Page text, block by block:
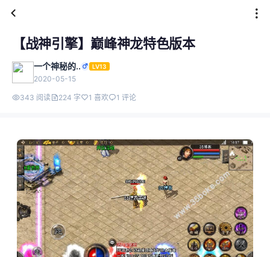
【战神引擎】巅峰神龙特色版本
一个神秘的.. LV13
2020-05-15
343 阅读 224 字 1 喜欢 1 评论